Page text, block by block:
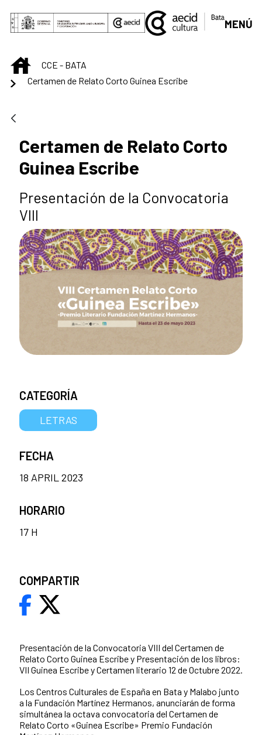
Skip to Main Content
MENÚ
INICIOCCE - BATA
Certamen de Relato Corto Guinea Escribe
Certamen de Relato Corto
Guinea Escribe
Presentación de la Convocatoria
VIII
Presentación de la Convocatoria VIII del Certamen de
Relato Corto Guinea Escribe y Presentación de los libros:
VII Guinea Escribe y Certamen literario 12 de Octubre 2022.
Los Centros Culturales de España en Bata y Malabo junto
a la Fundación Martínez Hermanos, anunciarán de forma
simultánea la octava convocatoria del Certamen de
Relato Corto «Guinea Escribe» Premio Fundación
CATEGORÍA
LETRAS
FECHA
18 APRIL 2023
HORARIO
17 H
COMPARTIR